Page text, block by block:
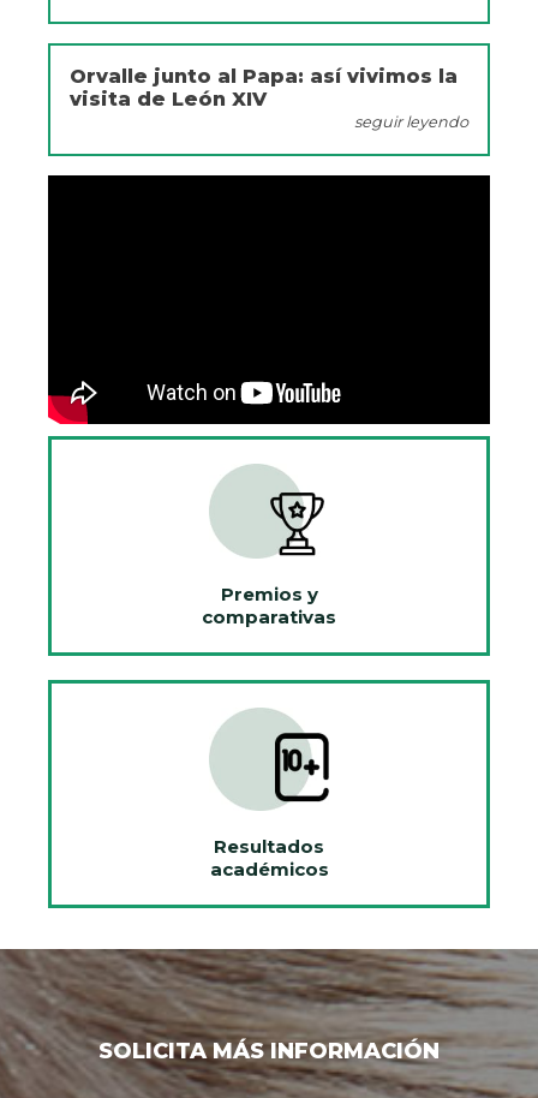
Orvalle junto al Papa: así vivimos la
visita de León XIV
seguir leyendo
Premios y
comparativas
Resultados
académicos
SOLICITA MÁS INFORMACIÓN